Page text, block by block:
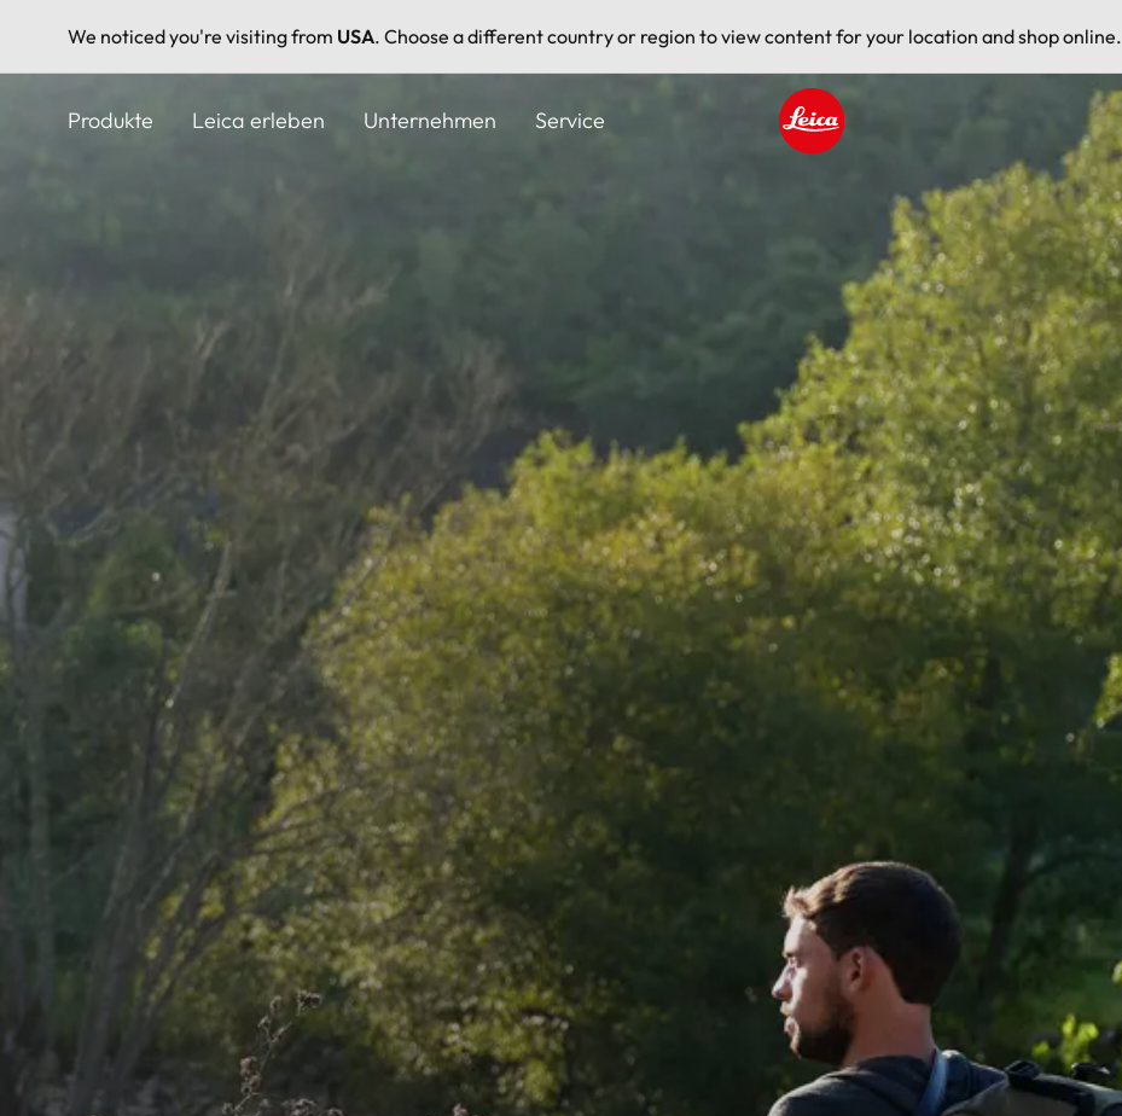
We noticed you're visiting from USA. Choose a different country or region to view content for your location and shop online.
Produkte Leica erleben Unternehmen Service